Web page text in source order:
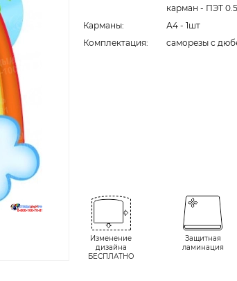
карман - ПЭТ
Карманы:
А4 - 1шт
Комплектация:
cаморезы с
Изменение
дизайна
БЕСПЛАТНО
Защитная
ламинация